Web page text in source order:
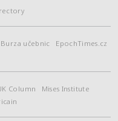
Burza učebnic
EpochTimes.cz
Column
Mises Institute